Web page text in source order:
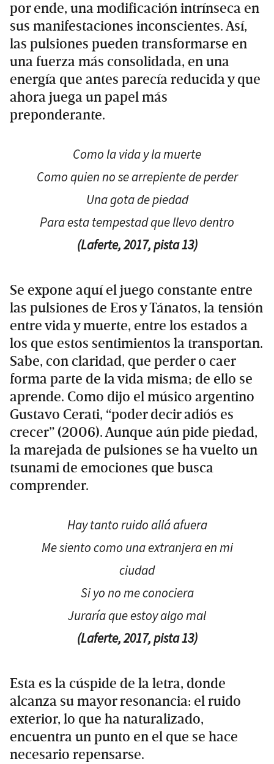
por ende, una modificación intrínseca en
sus manifestaciones inconscientes. Así,
las pulsiones pueden transformarse en
una fuerza más consolidada, en una
energía que antes parecía reducida y que
ahora juega un papel más
preponderante.
Como la vida y la muerte
Como quien no se arrepiente de perder
Una gota de piedad
Para esta tempestad que llevo dentro
(Laferte, 2017, pista 13)
Se expone aquí el juego constante entre
las pulsiones de Eros y Tánatos, la tensión
entre vida y muerte, entre los estados a
los que estos sentimientos la transportan.
Sabe, con claridad, que perder o caer
forma parte de la vida misma; de ello se
aprende. Como dijo el músico argentino
Gustavo Cerati, “poder decir adiós es
crecer” (2006). Aunque aún pide piedad,
la marejada de pulsiones se ha vuelto un
tsunami de emociones que busca
comprender.
Hay tanto ruido allá afuera
Me siento como una extranjera en mi
ciudad
Si yo no me conociera
Juraría que estoy algo mal
(Laferte, 2017, pista 13)
Esta es la cúspide de la letra, donde
alcanza su mayor resonancia: el ruido
exterior, lo que ha naturalizado,
encuentra un punto en el que se hace
necesario repensarse.